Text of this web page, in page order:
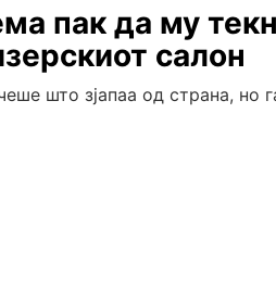
пак да му
салон
што зјапаа од страна, но